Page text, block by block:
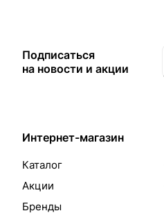
Подписаться
на новости и акции
Интернет-магазин
Каталог
Акции
Бренды